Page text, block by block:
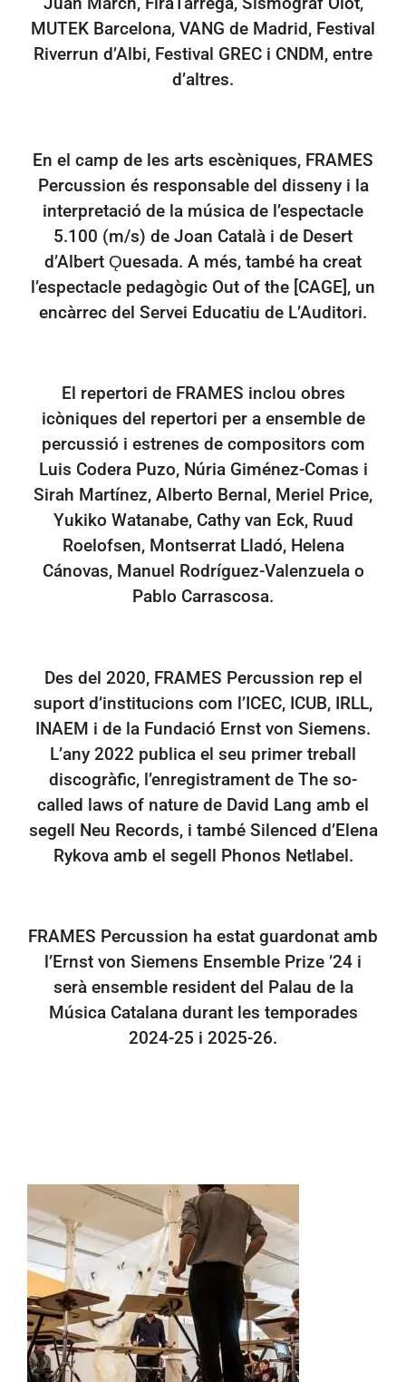
MUTEK Barcelona, VANG de Madrid, Festival
Riverrun d’Albi, Festival GREC i CNDM, entre
d’altres.
En el camp de les arts escèniques, FRAMES
Percussion és responsable del disseny i la
interpretació de la música de l’espectacle
5.100 (m/s) de Joan Català i de Desert
d’Albert Ǫuesada. A més, també ha creat
l’espectacle pedagògic Out of the [CAGE], un
encàrrec del Servei Educatiu de L’Auditori.
El repertori de FRAMES inclou obres
icòniques del repertori per a ensemble de
percussió i estrenes de compositors com
Luis Codera Puzo, Núria Giménez-Comas i
Sirah Martínez, Alberto Bernal, Meriel Price,
Yukiko Watanabe, Cathy van Eck, Ruud
Roelofsen, Montserrat Lladó, Helena
Cánovas, Manuel Rodríguez-Valenzuela o
Pablo Carrascosa.
Des del 2020, FRAMES Percussion rep el
suport d’institucions com l’ICEC, ICUB, IRLL,
INAEM i de la Fundació Ernst von Siemens.
L’any 2022 publica el seu primer treball
discogràfic, l’enregistrament de The so-
called laws of nature de David Lang amb el
segell Neu Records, i també Silenced d’Elena
Rykova amb el segell Phonos Netlabel.
FRAMES Percussion ha estat guardonat amb
l’Ernst von Siemens Ensemble Prize ’24 i
serà ensemble resident del Palau de la
Música Catalana durant les temporades
2024-25 i 2025-26.